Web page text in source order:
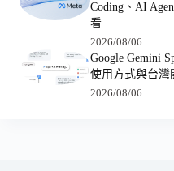
Coding、AI
看
2026/08/06
Google Gemini
使用方式與台灣
2026/08/06